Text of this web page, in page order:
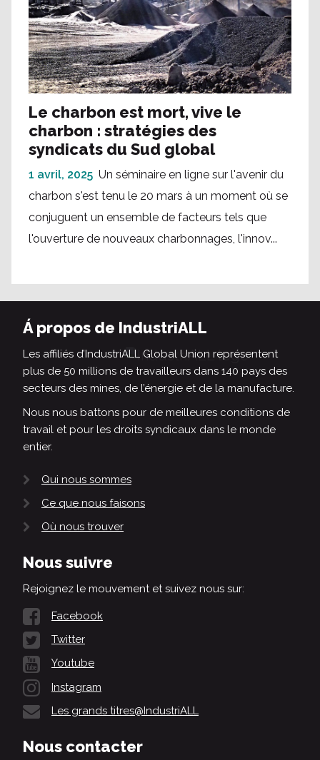
Le charbon est mort, vive le
charbon : stratégies des
syndicats du Sud global
1 avril, 2025 Un séminaire en ligne sur l'avenir du
charbon s'est tenu le 20 mars à un moment où se
conjuguent un ensemble de facteurs tels que
l'ouverture de nouveaux charbonnages, l'innov...
Á propos de IndustriALL
Les affiliés d’IndustriALL Global Union représentent
plus de 50 millions de travailleurs dans 140 pays des
secteurs des mines, de l’énergie et de la manufacture.
Nous nous battons pour de meilleures conditions de
travail et pour les droits syndicaux dans le monde
entier.
Qui nous sommes
Ce que nous faisons
Où nous trouver
Nous suivre
Rejoignez le mouvement et suivez nous sur:
Facebook
Twitter
Youtube
Instagram
Les grands titres@IndustriALL
Nous contacter